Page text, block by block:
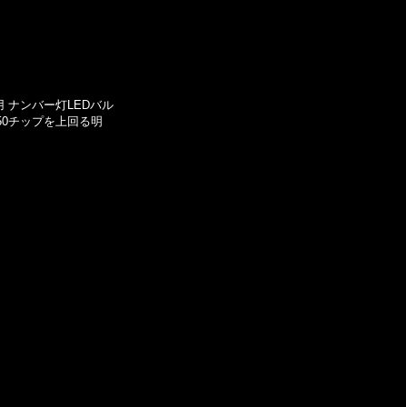
ナンバー灯LEDバル
チップを上回る明